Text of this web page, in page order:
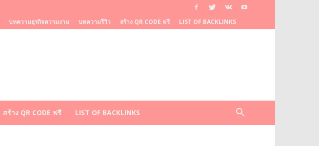
บทความธุรกิจความงาม บทความรีวิว สร้าง QR CODE ฟรี LIST OF BACKLINKS
สร้าง QR CODE ฟรี LIST OF BACKLINKS